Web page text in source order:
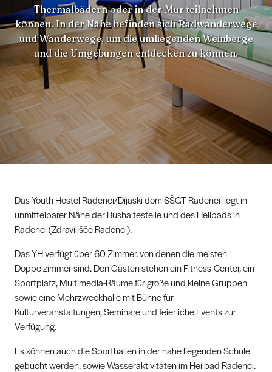
Thermalbädern oder in der Mur teilnehmen
können. In der Nähe befinden sich Radwanderwege
und Wanderwege, um die umliegenden Weinberge
und die Umgebungen entdecken zu können.
Das Youth Hostel Radenci/Dijaški dom SŠGT Radenci liegt in
unmittelbarer Nähe der Bushaltestelle und des Heilbads in
Radenci (Zdravilišče Radenci).
Das YH verfügt über 60 Zimmer, von denen die meisten
Doppelzimmer sind. Den Gästen stehen ein Fitness-Center, ein
Sportplatz, Multimedia-Räume für große und kleine Gruppen
sowie eine Mehrzweckhalle mit Bühne für
Kulturveranstaltungen, Seminare und feierliche Events zur
Verfügung.
Es können auch die Sporthallen in der nahe liegenden Schule
gebucht werden, sowie Wasseraktivitäten im Heilbad Radenci.